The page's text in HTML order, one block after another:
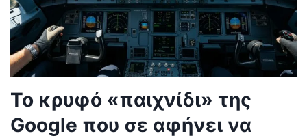
Το κρυφό «παιχνίδι» της
Google που σε αφήνει να